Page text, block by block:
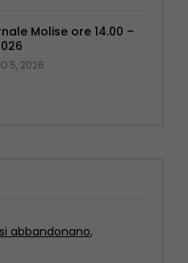
Molise ore 14.00 –
5, 2026